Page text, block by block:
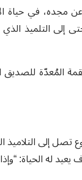
مجده، في حياة
التلميذ
المُعدّة للصديق
تصل إلى
“الّذي يذوقه” (يوحنا ١٣، ٣٢)، في